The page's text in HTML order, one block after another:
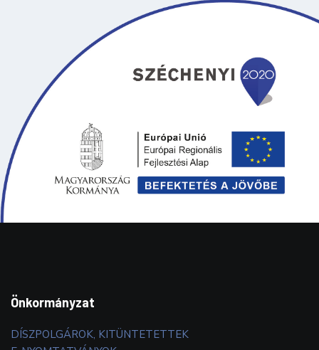
Önkormányzat
DÍSZPOLGÁROK, KITÜNTETETTEK